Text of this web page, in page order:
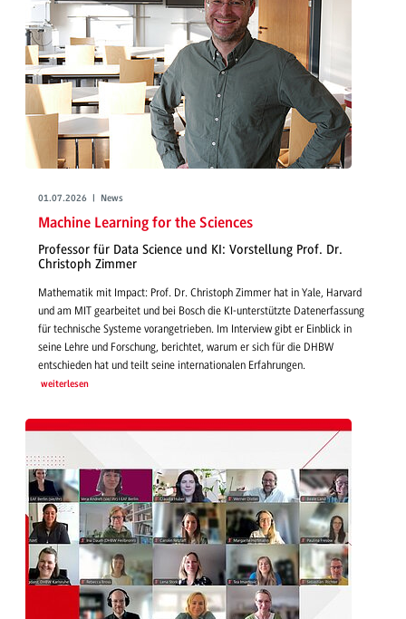
01.07.2026 | News
Machine Learning for the Sciences
Professor für Data Science und KI: Vorstellung Prof. Dr.
Christoph Zimmer
Mathematik mit Impact: Prof. Dr. Christoph Zimmer hat in Yale, Harvard
und am MIT gearbeitet und bei Bosch die KI-unterstützte Datenerfassung
für technische Systeme vorangetrieben. Im Interview gibt er Einblick in
seine Lehre und Forschung, berichtet, warum er sich für die DHBW
entschieden hat und teilt seine internationalen Erfahrungen.
weiterlesen